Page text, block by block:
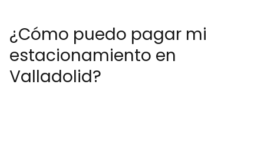
¿Cómo puedo pagar mi
estacionamiento en
Valladolid?